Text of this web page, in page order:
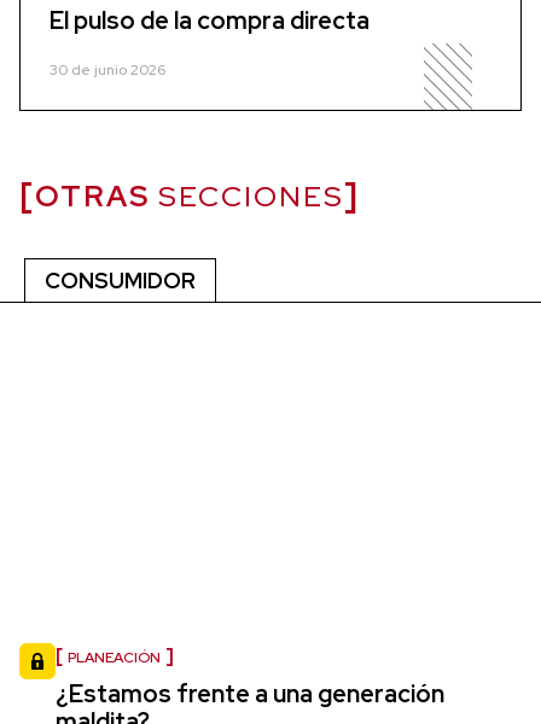
El pulso de la compra directa
30 de junio 2026
OTRAS SECCIONES
CONSUMIDOR
PLANEACIÓN
¿Estamos frente a una generación